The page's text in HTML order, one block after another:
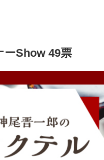
ーShow 49票